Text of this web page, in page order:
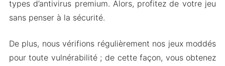
types d’antivirus premium. Alors, profitez de votre jeu
sans penser à la sécurité.
De plus, nous vérifions régulièrement nos jeux moddés
pour toute vulnérabilité ; de cette façon, vous obtenez